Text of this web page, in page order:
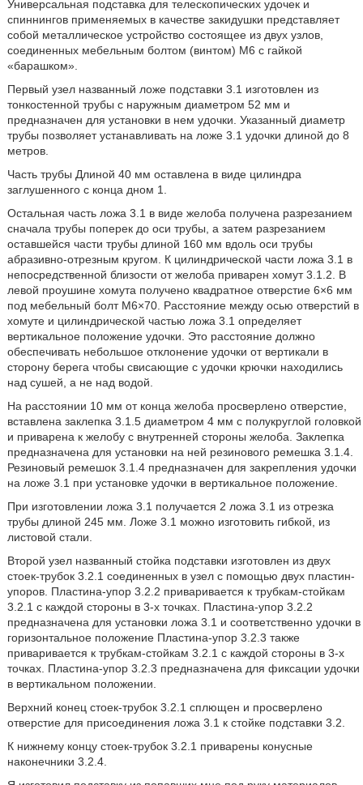
Универсальная подставка для телескопических удочек и
спиннингов применяемых в качестве закидушки представляет
собой металлическое устройство состоящее из двух узлов,
соединенных мебельным болтом (винтом) М6 с гайкой
«барашком».
Первый узел названный ложе подставки 3.1 изготовлен из
тонкостенной трубы с наружным диаметром 52 мм и
предназначен для установки в нем удочки. Указанный диаметр
трубы позволяет устанавливать на ложе 3.1 удочки длиной до 8
метров.
Часть трубы Длиной 40 мм оставлена в виде цилиндра
заглушенного с конца дном 1.
Остальная часть ложа 3.1 в виде желоба получена разрезанием
сначала трубы поперек до оси трубы, а затем разрезанием
оставшейся части трубы длиной 160 мм вдоль оси трубы
абразивно-отрезным кругом. К цилиндрической части ложа 3.1 в
непосредственной близости от желоба приварен хомут 3.1.2. В
левой проушине хомута получено квадратное отверстие 6×6 мм
под мебельный болт М6×70. Расстояние между осью отверстий в
хомуте и цилиндрической частью ложа 3.1 определяет
вертикальное положение удочки. Это расстояние должно
обеспечивать небольшое отклонение удочки от вертикали в
сторону берега чтобы свисающие с удочки крючки находились
над сушей, а не над водой.
На расстоянии 10 мм от конца желоба просверлено отверстие,
вставлена заклепка 3.1.5 диаметром 4 мм с полукруглой головкой
и приварена к желобу с внутренней стороны желоба. Заклепка
предназначена для установки на ней резинового ремешка 3.1.4.
Резиновый ремешок 3.1.4 предназначен для закрепления удочки
на ложе 3.1 при установке удочки в вертикальное положение.
При изготовлении ложа 3.1 получается 2 ложа 3.1 из отрезка
трубы длиной 245 мм. Ложе 3.1 можно изготовить гибкой, из
листовой стали.
Второй узел названный стойка подставки изготовлен из двух
стоек-трубок 3.2.1 соединенных в узел с помощью двух пластин-
упоров. Пластина-упор 3.2.2 приваривается к трубкам-стойкам
3.2.1 с каждой стороны в 3-х точках. Пластина-упор 3.2.2
предназначена для установки ложа 3.1 и соответственно удочки в
горизонтальное положение Пластина-упор 3.2.3 также
приваривается к трубкам-стойкам 3.2.1 с каждой стороны в 3-х
точках. Пластина-упор 3.2.3 предназначена для фиксации удочки
в вертикальном положении.
Верхний конец стоек-трубок 3.2.1 сплющен и просверлено
отверстие для присоединения ложа 3.1 к стойке подставки 3.2.
К нижнему концу стоек-трубок 3.2.1 приварены конусные
наконечники 3.2.4.